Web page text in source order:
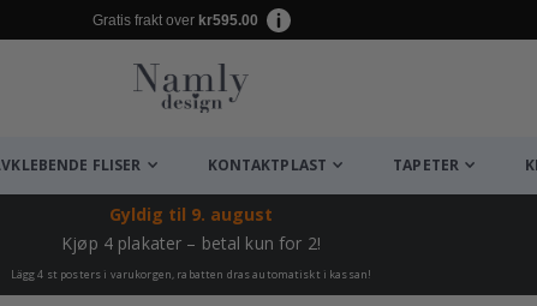
Gratis frakt over kr595.00
FLISER KONTAKTPLAST TAPETER
Gyldig til 9. august
Kjøp 4 plakater – betal kun for 2!
Lägg 4 st posters i varukorgen, rabatten dras automatiskt i kassan!